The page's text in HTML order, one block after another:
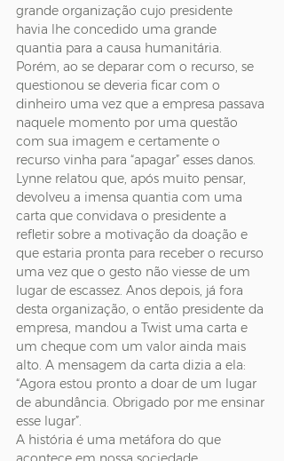
grande organização cujo presidente
havia lhe concedido uma grande
quantia para a causa humanitária.
Porém, ao se deparar com o recurso, se
questionou se deveria ficar com o
dinheiro uma vez que a empresa passava
naquele momento por uma questão
com sua imagem e certamente o
recurso vinha para “apagar” esses danos.
Lynne relatou que, após muito pensar,
devolveu a imensa quantia com uma
carta que convidava o presidente a
refletir sobre a motivação da doação e
que estaria pronta para receber o recurso
uma vez que o gesto não viesse de um
lugar de escassez. Anos depois, já fora
desta organização, o então presidente da
empresa, mandou a Twist uma carta e
um cheque com um valor ainda mais
alto. A mensagem da carta dizia a ela:
“Agora estou pronto a doar de um lugar
de abundância. Obrigado por me ensinar
esse lugar”.
A história é uma metáfora do que